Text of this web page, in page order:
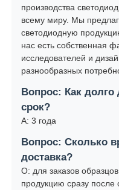
производства
всему миру. Мы
светодиодную
нас есть собственная
исследователей и
разнообразных
Вопрос: Как долго
срок?
А: 3 года
Вопрос: Сколько
доставка?
О: для заказов
продукцию сразу